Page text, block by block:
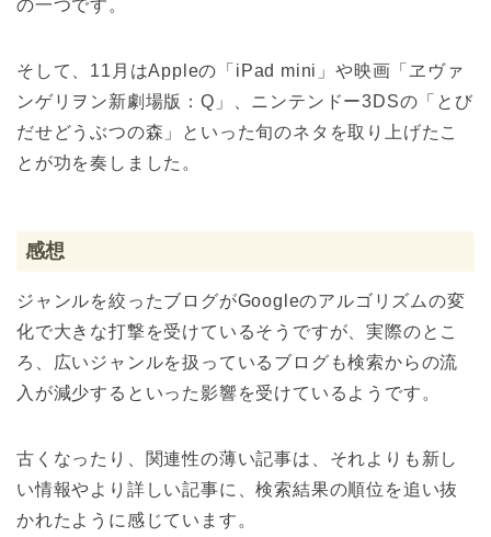
の一つです。
そして、11月はAppleの「iPad mini」や映画「ヱヴァ
ンゲリヲン新劇場版：Q」、ニンテンドー3DSの「とび
だせどうぶつの森」といった旬のネタを取り上げたこ
とが功を奏しました。
感想
ジャンルを絞ったブログがGoogleのアルゴリズムの変
化で大きな打撃を受けているそうですが、実際のとこ
ろ、広いジャンルを扱っているブログも検索からの流
入が減少するといった影響を受けているようです。
古くなったり、関連性の薄い記事は、それよりも新し
い情報やより詳しい記事に、検索結果の順位を追い抜
かれたように感じています。